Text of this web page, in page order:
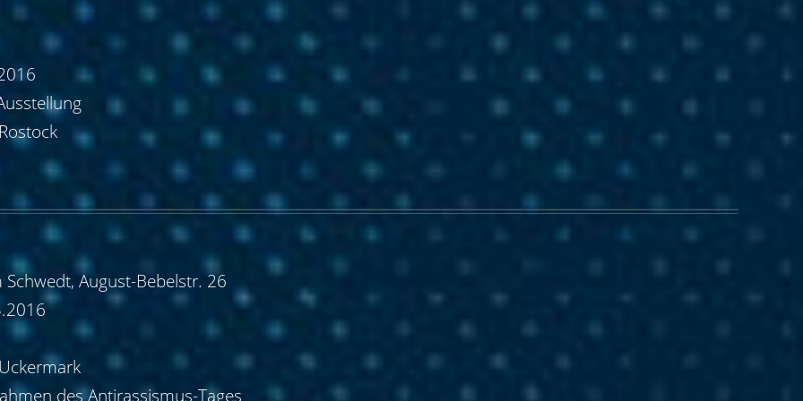
Schwedt, August-Bebelstr. 26
des Antirassismus-Tages